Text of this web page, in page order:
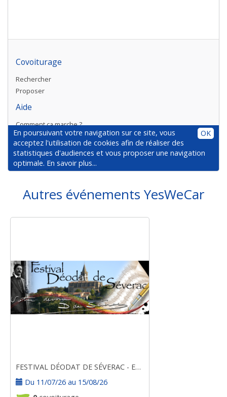
Autres événements YesWeCar
FESTIVAL DÉODAT DE SÉVERAC - ESTIVALES 2026
Du 11/07/26 au 15/08/26